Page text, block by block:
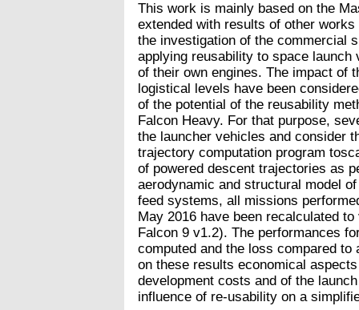
This work is mainly based on the
extended with results of other
the investigation of the commercial
applying reusability to space
of their own engines. The impact of
logistical levels have been
of the potential of the reusability
Falcon Heavy. For that purpose,
the launcher vehicles and consider
trajectory computation program
of powered descent trajectories as
aerodynamic and structural model
feed systems, all missions
May 2016 have been recalculated
Falcon 9 v1.2). The performances
computed and the loss compared
on these results economical
development costs and of the
influence of re-usability on a